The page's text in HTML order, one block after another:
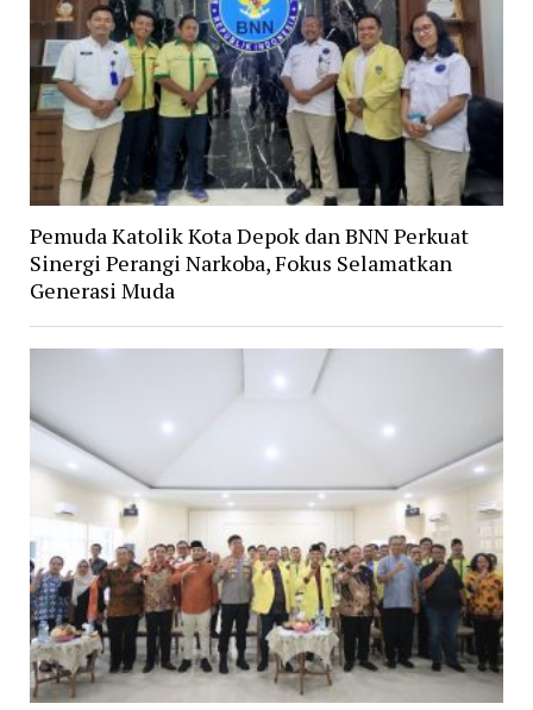
Pemuda Katolik Kota Depok dan BNN Perkuat
Sinergi Perangi Narkoba, Fokus Selamatkan
Generasi Muda